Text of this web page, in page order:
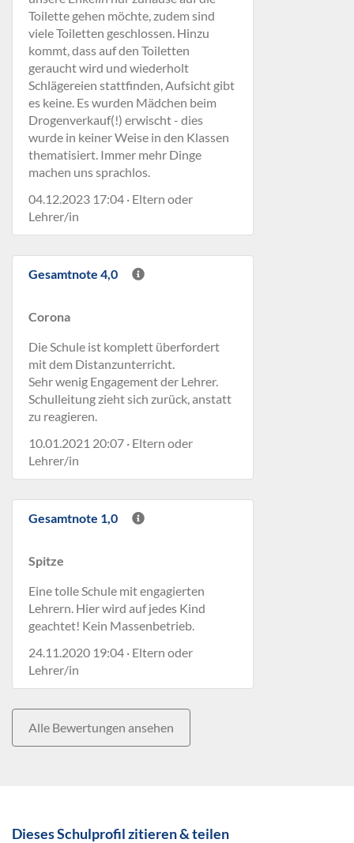
Toilette gehen möchte, zudem sind
viele Toiletten geschlossen. Hinzu
kommt, dass auf den Toiletten
geraucht wird und wiederholt
Schlägereien stattfinden, Aufsicht gibt
es keine. Es wurden Mädchen beim
Drogenverkauf(!) erwischt - dies
wurde in keiner Weise in den Klassen
thematisiert. Immer mehr Dinge
machen uns sprachlos.
04.12.2023 17:04 · Eltern oder
Lehrer/in
Gesamtnote 4,0
Corona
Die Schule ist komplett überfordert
mit dem Distanzunterricht.
Sehr wenig Engagement der Lehrer.
Schulleitung zieht sich zurück, anstatt
zu reagieren.
10.01.2021 20:07 · Eltern oder
Lehrer/in
Gesamtnote 1,0
Spitze
Eine tolle Schule mit engagierten
Lehrern. Hier wird auf jedes Kind
geachtet! Kein Massenbetrieb.
24.11.2020 19:04 · Eltern oder
Lehrer/in
Alle Bewertungen ansehen
Dieses Schulprofil zitieren & teilen